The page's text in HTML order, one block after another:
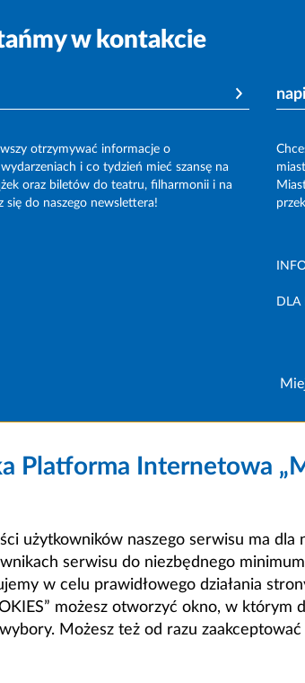
w kontakcie
otrzymywać informacje o
i co tydzień mieć szansę na
oraz biletów do teatru, filharmonii i na
się do naszego newslettera!
DLA
Platforma Internetowa
użytkowników naszego serwisu ma dla
serwisu do niezbędnego
w celu prawidłowego działania
możesz otworzyć okno, w
Możesz też od razu